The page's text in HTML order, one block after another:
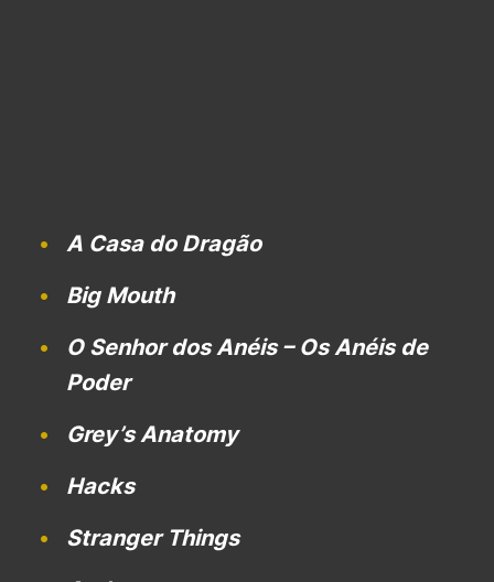
A Casa do Dragão
Big Mouth
O Senhor dos Anéis – Os Anéis de
Poder
Grey’s Anatomy
Hacks
StrangerThings